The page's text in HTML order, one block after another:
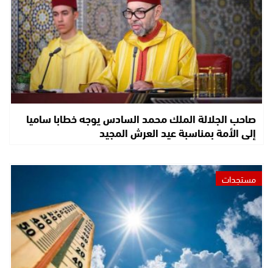
صاحب الجلالة الملك محمد السادس يوجه خطابا ساميا
إلى الأمة بمناسبة عيد العرش المجيد
مستجدات